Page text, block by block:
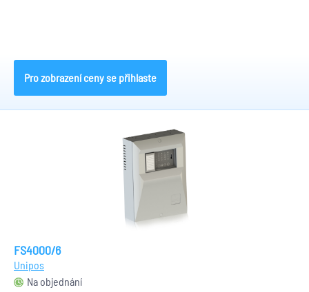
Pro zobrazení ceny se přihlaste
FS4000/6
Unipos
Na objednání